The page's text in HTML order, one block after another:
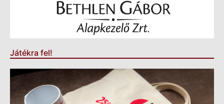
Játékra fel!